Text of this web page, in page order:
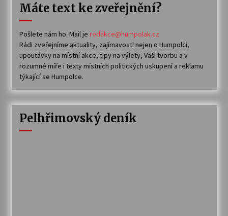
Máte text ke zveřejnění?
Pošlete nám ho. Mail je redakce@humpolak.cz
Rádi zveřejníme aktuality, zajímavosti nejen o Humpolci,
upoutávky na místní akce, tipy na výlety, Vaši tvorbu a v
rozumné míře i texty místních politických uskupení a reklamu
týkající se Humpolce.
Pelhřimovský deník